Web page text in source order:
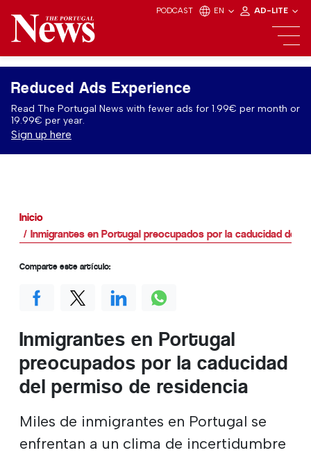
PODCAST EN AD-LITE
Reduced Ads Experience
Read The Portugal News with fewer ads for 1.99€ per month or
19.99€ per year.
Sign up here
Inicio
Inmigrantes en Portugal preocupados por la caducidad del
Inmigrantes en Portugal
preocupados por la caducidad
del permiso de residencia
Miles de inmigrantes en Portugal se
enfrentan a un clima de incertidumbre
Comparte este artículo: